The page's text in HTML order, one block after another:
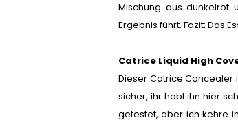
Mischung aus dunkelrot
Ergebnis führt. Fazit: Das
Catrice Liquid High
Dieser Catrice Concealer
sicher, ihr habt ihn hier
getestet, aber ich kehre